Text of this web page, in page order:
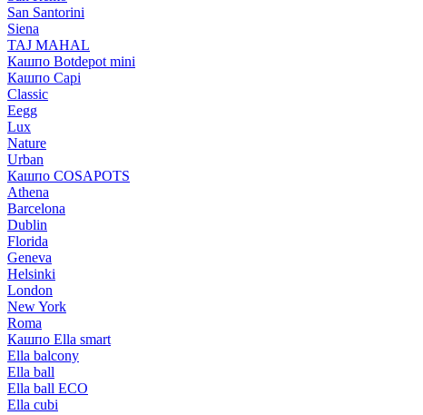
San Santorini
Siena
TAJ MAHAL
Кашпо Botdepot mini
Кашпо Capi
Classic
Eegg
Lux
Nature
Urban
Кашпо COSAPOTS
Athena
Barcelona
Dublin
Florida
Geneva
Helsinki
London
New York
Roma
Кашпо Ella smart
Ella balcony
Ella ball
Ella ball ECO
Ella cubi